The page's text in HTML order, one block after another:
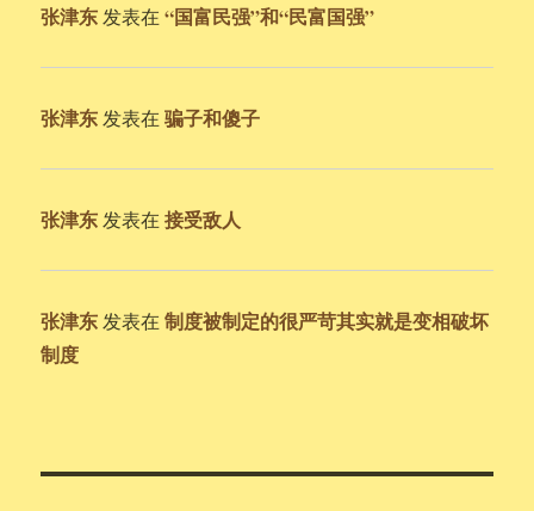
张津东 发表在“国富民强”和“民富国强”
张津东 发表在骗子和傻子
张津东 发表在接受敌人
张津东 发表在制度被制定的很严苛其实就是变相破坏
制度